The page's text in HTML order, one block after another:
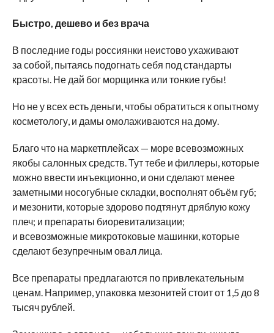
Быстро, дешево и без врача
В последние годы россиянки неистово ухаживают
за собой, пытаясь подогнать себя под стандарты
красоты. Не дай бог морщинка или тонкие губы!
Но не у всех есть деньги, чтобы обратиться к опытному
косметологу, и дамы омолаживаются на дому.
Благо что на маркетплейсах — море всевозможных
якобы салонных средств. Тут тебе и филлеры, которые
можно ввести инъекционно, и они сделают менее
заметными носогубные складки, восполнят объём губ;
и мезонити, которые здорово подтянут дряблую кожу
плеч; и препараты биоревитализации;
и всевозможные микротоковые машинки, которые
сделают безупречным овал лица.
Все препараты предлагаются по привлекательным
ценам. Например, упаковка мезонитей стоит от 1,5 до 8
тысяч рублей.